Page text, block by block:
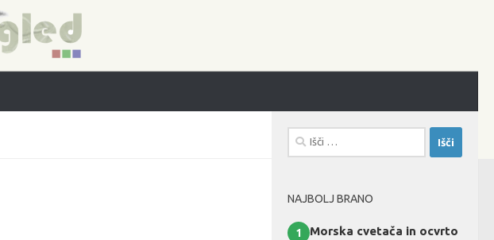
Išči:
NAJBOLJ BRANO
1
Morska cvetača in ocvrto